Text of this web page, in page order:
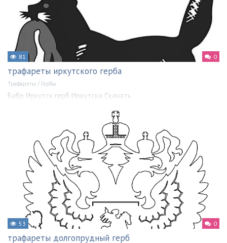
81 0
трафареты иркутского герба
Трафареты / Гербы
Бабр Иркутск герб Иркутска Скачать
53 0
трафареты долгопрудный герб